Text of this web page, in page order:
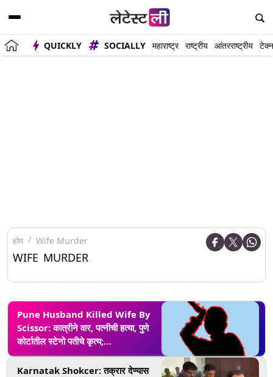
QUICKLY SOCIALLY महाराष्ट्र राष्ट्रीय आंतरराष्ट्रीय
होम Wife Murder
WIFE MURDER
Pune Husband Killed Wife By
Scissor: कात्रीने वार, पत्नीची हत्या, पुणे
कोर्टातील स्टेनो पतीचे कृत्य;
ध्वनिचित्रफीतीद्वारे गुन्ह्याची कबुली (Video)
Karnatak Shokcer: तक्रार देण्यास